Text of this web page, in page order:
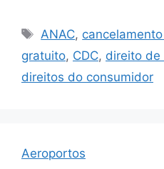
Tags
ANAC,
gratuito, CDC, direito de
direitos do consumidor
Aeroportos